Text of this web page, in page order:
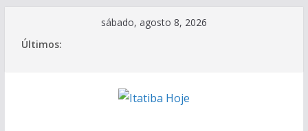
para
sábado, agosto 8, 2026
Últimos: